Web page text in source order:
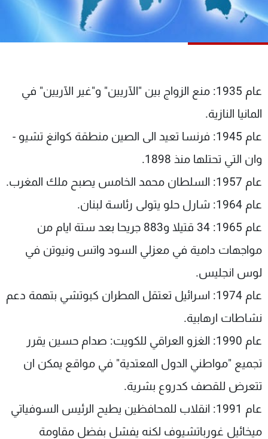
عام 1935: منع الزواج بين "الآريين" و"غير الآريين" في
المانيا النازية.
عام 1945: فرنسا تعيد الى الصين منطقة كوانغ تشيو -
وان التي تحتلها منذ 1898.
عام 1957: السلطان محمد الخامس يصبح ملك المغرب.
عام 1964: شارل حلو يتولى رئاسة لبنان.
عام 1965: 34 قتيلا و883 جريحا بعد ستة ايام من
مواجهات دامية في معزلي السود واتس ونيوتن في
لوس انجليس.
عام 1974: اسرائيل تعتقل المطران كبوتشي بتهمة دعم
نشاطات ارهابية.
عام 1990: الغزو العراقي للكويت: صدام حسين يقرر
تجميع "مواطني الدول المعتدية" في مواقع يمكن ان
تتعرض للقصف كدروع بشرية.
عام 1991: انقلاب للمحافظين يطيح الرئيس السوفياتي
ميخائيل غورباتشيوف لكنه يفشل بفضل مقاومة
البرامج
جدول البرامج
عن MTV
لاعلاناتكم
شروط الإسـتخدام
سياسة الخصوصية